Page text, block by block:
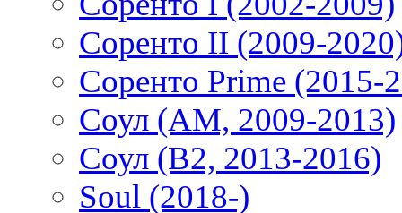
Соренто II (2009-
Соренто Prime (2015-
Соул (AM, 2009-2013)
Соул (B2, 2013-2016)
Soul (2018-)